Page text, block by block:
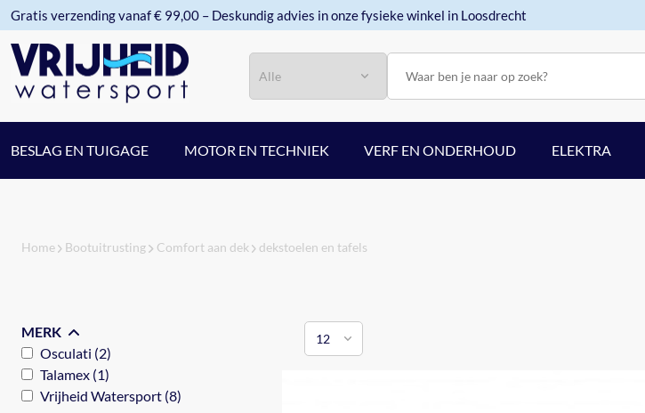
Gratis verzending vanaf € 99,00 – Deskundig advies in onze fysieke winkel in Loosdrecht
BESLAG EN TUIGAGE MOTOR EN TECHNIEK VERF EN ONDERHOUD ELEKTRA
Home Bootuitrusting Comfort aan dek dekstoelen en tafels
MERK
Osculati (2)
Talamex (1)
Vrijheid Watersport (8)